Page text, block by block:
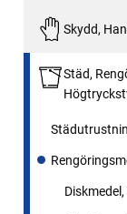
Skydd,
Städ,